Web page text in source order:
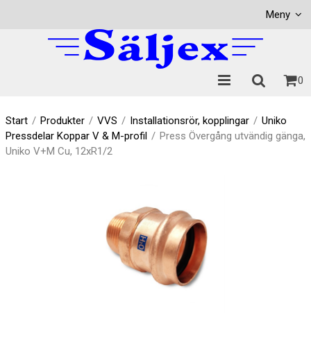
Meny
0
Start / Produkter / VVS / Installationsrör, kopplingar / Uniko
Pressdelar Koppar V & M-profil / Press Övergång utvändig gänga,
Uniko V+M Cu, 12xR1/2